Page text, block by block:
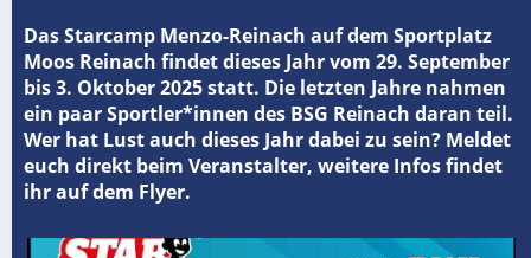
Das Starcamp Menzo-Reinach auf dem Sportplatz
Moos Reinach findet dieses Jahr vom 29. September
bis 3. Oktober 2025 statt. Die letzten Jahre nahmen
ein paar Sportler*innen des BSG Reinach daran teil.
Wer hat Lust auch dieses Jahr dabei zu sein? Meldet
euch direkt beim Veranstalter, weitere Infos findet
ihr auf dem Flyer.